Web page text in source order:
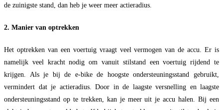
de zuinigste stand, dan heb je weer meer actieradius.
2. Manier van optrekken
Het optrekken van een voertuig vraagt veel vermogen van de accu. Er is
namelijk veel kracht nodig om vanuit stilstand een voertuig rijdend te
krijgen. Als je bij de e-bike de hoogste ondersteuningsstand gebruikt,
vermindert dat je actieradius. Door in de laagste versnelling en laagste
ondersteuningsstand op te trekken, kan je meer uit je accu halen. Bij een